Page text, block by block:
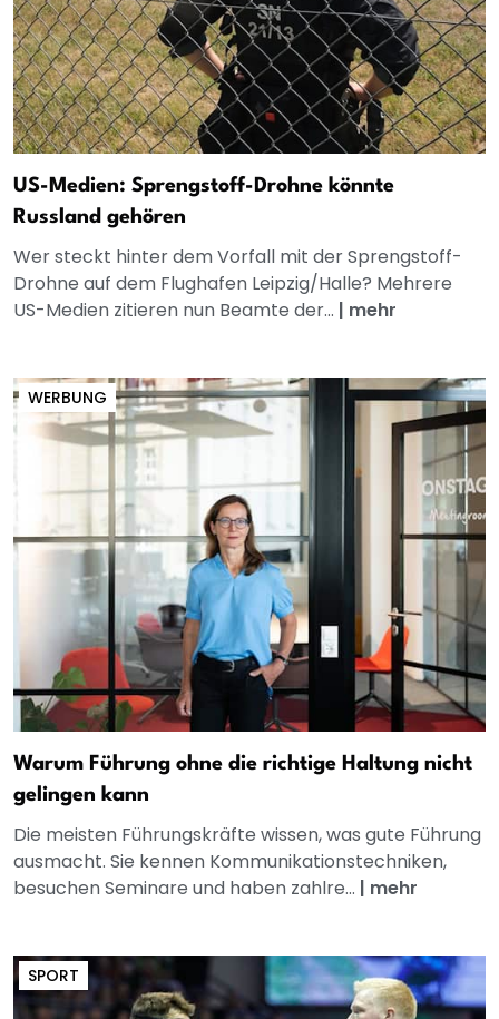
US-Medien: Sprengstoff-Drohne könnte
Russland gehören
Wer steckt hinter dem Vorfall mit der Sprengstoff-
Drohne auf dem Flughafen Leipzig/Halle? Mehrere
US-Medien zitieren nun Beamte der... | mehr
WERBUNG
Warum Führung ohne die richtige Haltung nicht
gelingen kann
Die meisten Führungskräfte wissen, was gute Führung
ausmacht. Sie kennen Kommunikationstechniken,
besuchen Seminare und haben zahlre... | mehr
SPORT